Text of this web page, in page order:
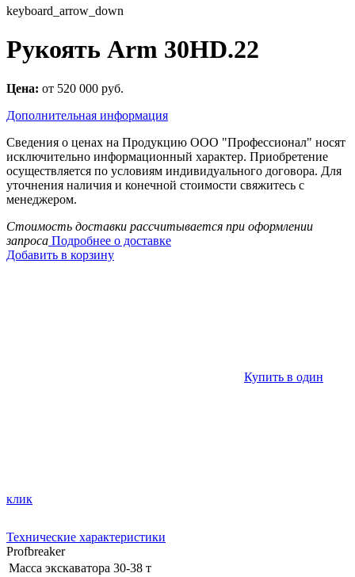
keyboard_arrow_down
Рукоять Arm 30HD.22
Цена: от 520 000 руб.
Дополнительная информация
Сведения о ценах на Продукцию ООО "Профессионал" носят
исключительно информационный характер. Приобретение
осуществляется по условиям индивидуального договора. Для
уточнения наличия и конечной стоимости свяжитесь с
менеджером.
Стоимость доставки рассчитывается при оформлении
запроса Подробнее о доставке
Добавить в корзину
Купить в один
клик
Технические характеристики
Profbreaker
Масса экскаватора 30-38 т